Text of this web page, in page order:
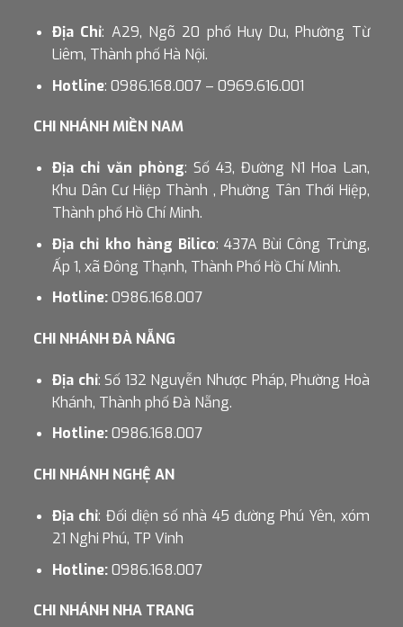
Địa Chỉ: A29, Ngõ 20 phố Huy Du, Phường Từ
Liêm, Thành phố Hà Nội.
Hotline: 0986.168.007 – 0969.616.001
CHI NHÁNH MIỀN NAM
Địa chỉ văn phòng: Số 43, Đường N1 Hoa Lan,
Khu Dân Cư Hiệp Thành , Phường Tân Thới Hiệp,
Thành phố Hồ Chí Minh.
Địa chỉ kho hàng Bilico: 437A Bùi Công Trừng,
Ấp 1, xã Đông Thạnh, Thành Phố Hồ Chí Minh.
Hotline:0986.168.007
CHI NHÁNH ĐÀ NẴNG
Địa chỉ: Số 132 Nguyễn Nhược Pháp, Phường Hoà
Khánh, Thành phố Đà Nẵng.
Hotline:0986.168.007
CHI NHÁNH NGHỆ AN
Địa chỉ: Đối diện số nhà 45 đường Phú Yên, xóm
21 Nghi Phú, TP Vinh
Hotline:0986.168.007
CHI NHÁNH NHA TRANG